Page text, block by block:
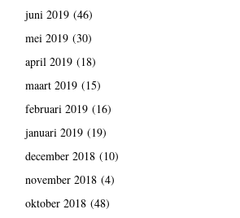
juni 2019(46)
mei 2019(30)
april 2019(18)
maart 2019(15)
februari 2019(16)
januari 2019(19)
december 2018(10)
november 2018(4)
oktober 2018(48)